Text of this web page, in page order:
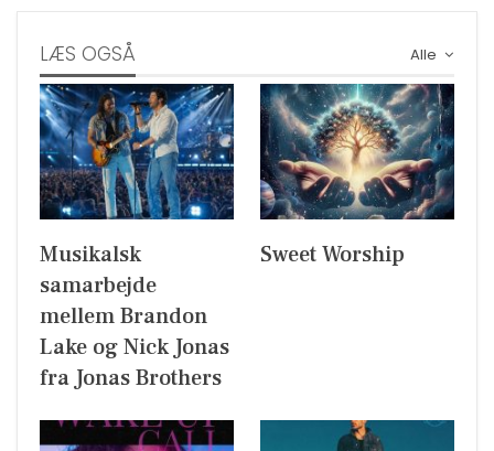
Alle
LÆS OGSÅ
Musikalsk
samarbejde
mellem Brandon
Lake og Nick Jonas
fra Jonas Brothers
Sweet Worship